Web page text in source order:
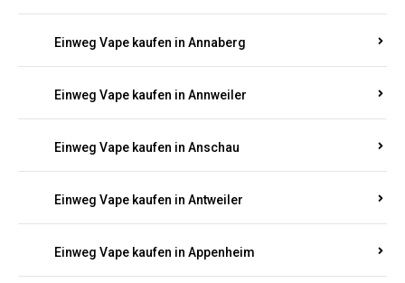
Einweg Vape kaufen in Annaberg
Einweg Vape kaufen in Annweiler
Einweg Vape kaufen in Anschau
Einweg Vape kaufen in Antweiler
Einweg Vape kaufen in Appenheim